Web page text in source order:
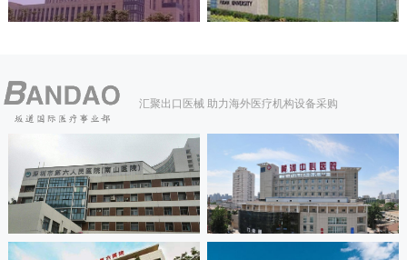
汇聚出口医械 助力海外医疗机构设备采购